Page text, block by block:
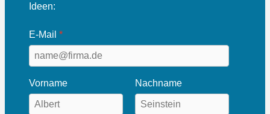
Ideen:
E-Mail
Vorname Nachname